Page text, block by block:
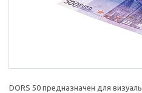
DORS 50 предназначен для